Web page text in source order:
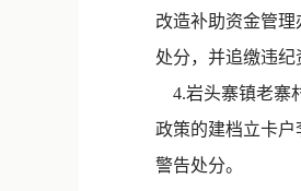
改造补助资金管
处分，并追缴违纪
4.岩头寨镇老寨
政策的建档立卡户
警告处分。